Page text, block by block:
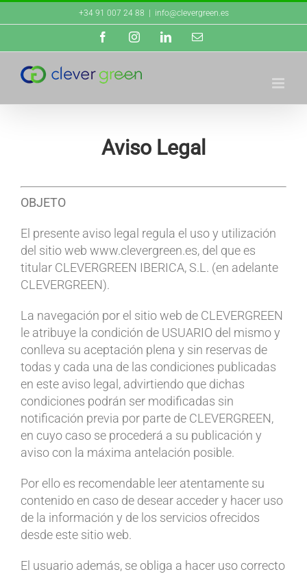
al
+34 91 007 24 88 info@clevergreen.es
FacebookInstagramLinkedInCorreo
Aviso Legal
OBJETO
El presente aviso legal regula el uso y utilización
del sitio web www.clevergreen.es, del que es
titular CLEVERGREEN IBERICA, S.L. (en adelante
CLEVERGREEN).
La navegación por el sitio web de CLEVERGREEN
le atribuye la condición de USUARIO del mismo y
conlleva su aceptación plena y sin reservas de
todas y cada una de las condiciones publicadas
en este aviso legal, advirtiendo que dichas
condiciones podrán ser modificadas sin
notificación previa por parte de CLEVERGREEN,
en cuyo caso se procederá a su publicación y
aviso con la máxima antelación posible.
Por ello es recomendable leer atentamente su
contenido en caso de desear acceder y hacer uso
de la información y de los servicios ofrecidos
desde este sitio web.
El usuario además, se obliga a hacer uso correcto